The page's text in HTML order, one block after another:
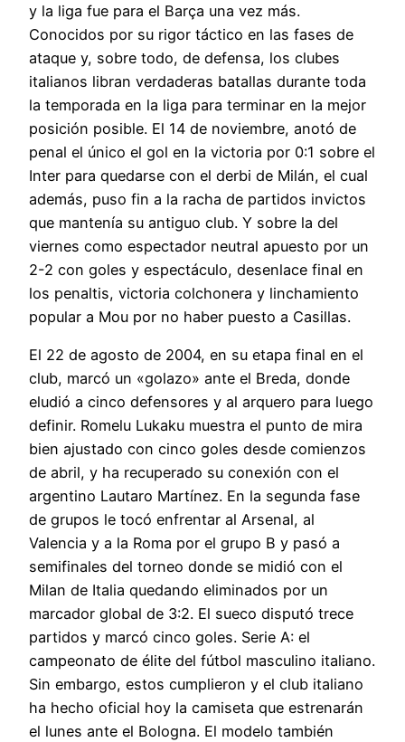
y la liga fue para el Barça una vez más.
Conocidos por su rigor táctico en las fases de
ataque y, sobre todo, de defensa, los clubes
italianos libran verdaderas batallas durante toda
la temporada en la liga para terminar en la mejor
posición posible. El 14 de noviembre, anotó de
penal el único el gol en la victoria por 0:1 sobre el
Inter para quedarse con el derbi de Milán, el cual
además, puso fin a la racha de partidos invictos
que mantenía su antiguo club. Y sobre la del
viernes como espectador neutral apuesto por un
2-2 con goles y espectáculo, desenlace final en
los penaltis, victoria colchonera y linchamiento
popular a Mou por no haber puesto a Casillas.
El 22 de agosto de 2004, en su etapa final en el
club, marcó un «golazo» ante el Breda, donde
eludió a cinco defensores y al arquero para luego
definir. Romelu Lukaku muestra el punto de mira
bien ajustado con cinco goles desde comienzos
de abril, y ha recuperado su conexión con el
argentino Lautaro Martínez. En la segunda fase
de grupos le tocó enfrentar al Arsenal, al
Valencia y a la Roma por el grupo B y pasó a
semifinales del torneo donde se midió con el
Milan de Italia quedando eliminados por un
marcador global de 3:2. El sueco disputó trece
partidos y marcó cinco goles. Serie A: el
campeonato de élite del fútbol masculino italiano.
Sin embargo, estos cumplieron y el club italiano
ha hecho oficial hoy la camiseta que estrenarán
el lunes ante el Bologna. El modelo también